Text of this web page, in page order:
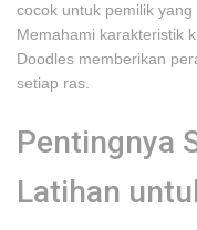
cocok untuk pemilik
Memahami karakteristik
Doodles memberikan
setiap ras.
Pentingnya
Latihan